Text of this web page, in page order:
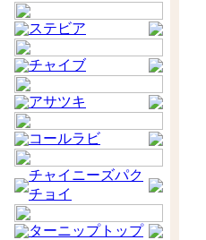
ステビア
チャイブ
アサツキ
コールラビ
チャイニーズパク
チョイ
ターニップトップ